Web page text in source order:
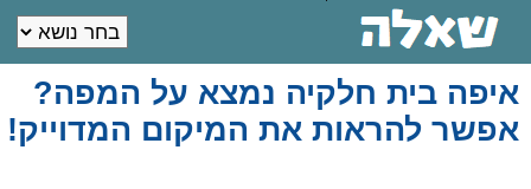
איפה בית חלקיה נמצא על המפה?
אפשר להראות את המיקום המדוייק!